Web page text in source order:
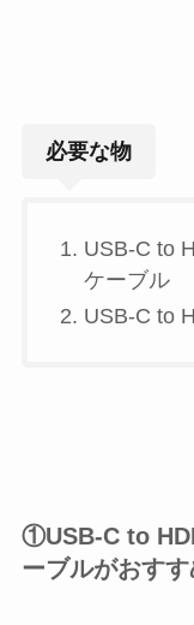
必要な物
USB-C to
ケーブル
USB-C to
①USB-C to
ーブルがおす